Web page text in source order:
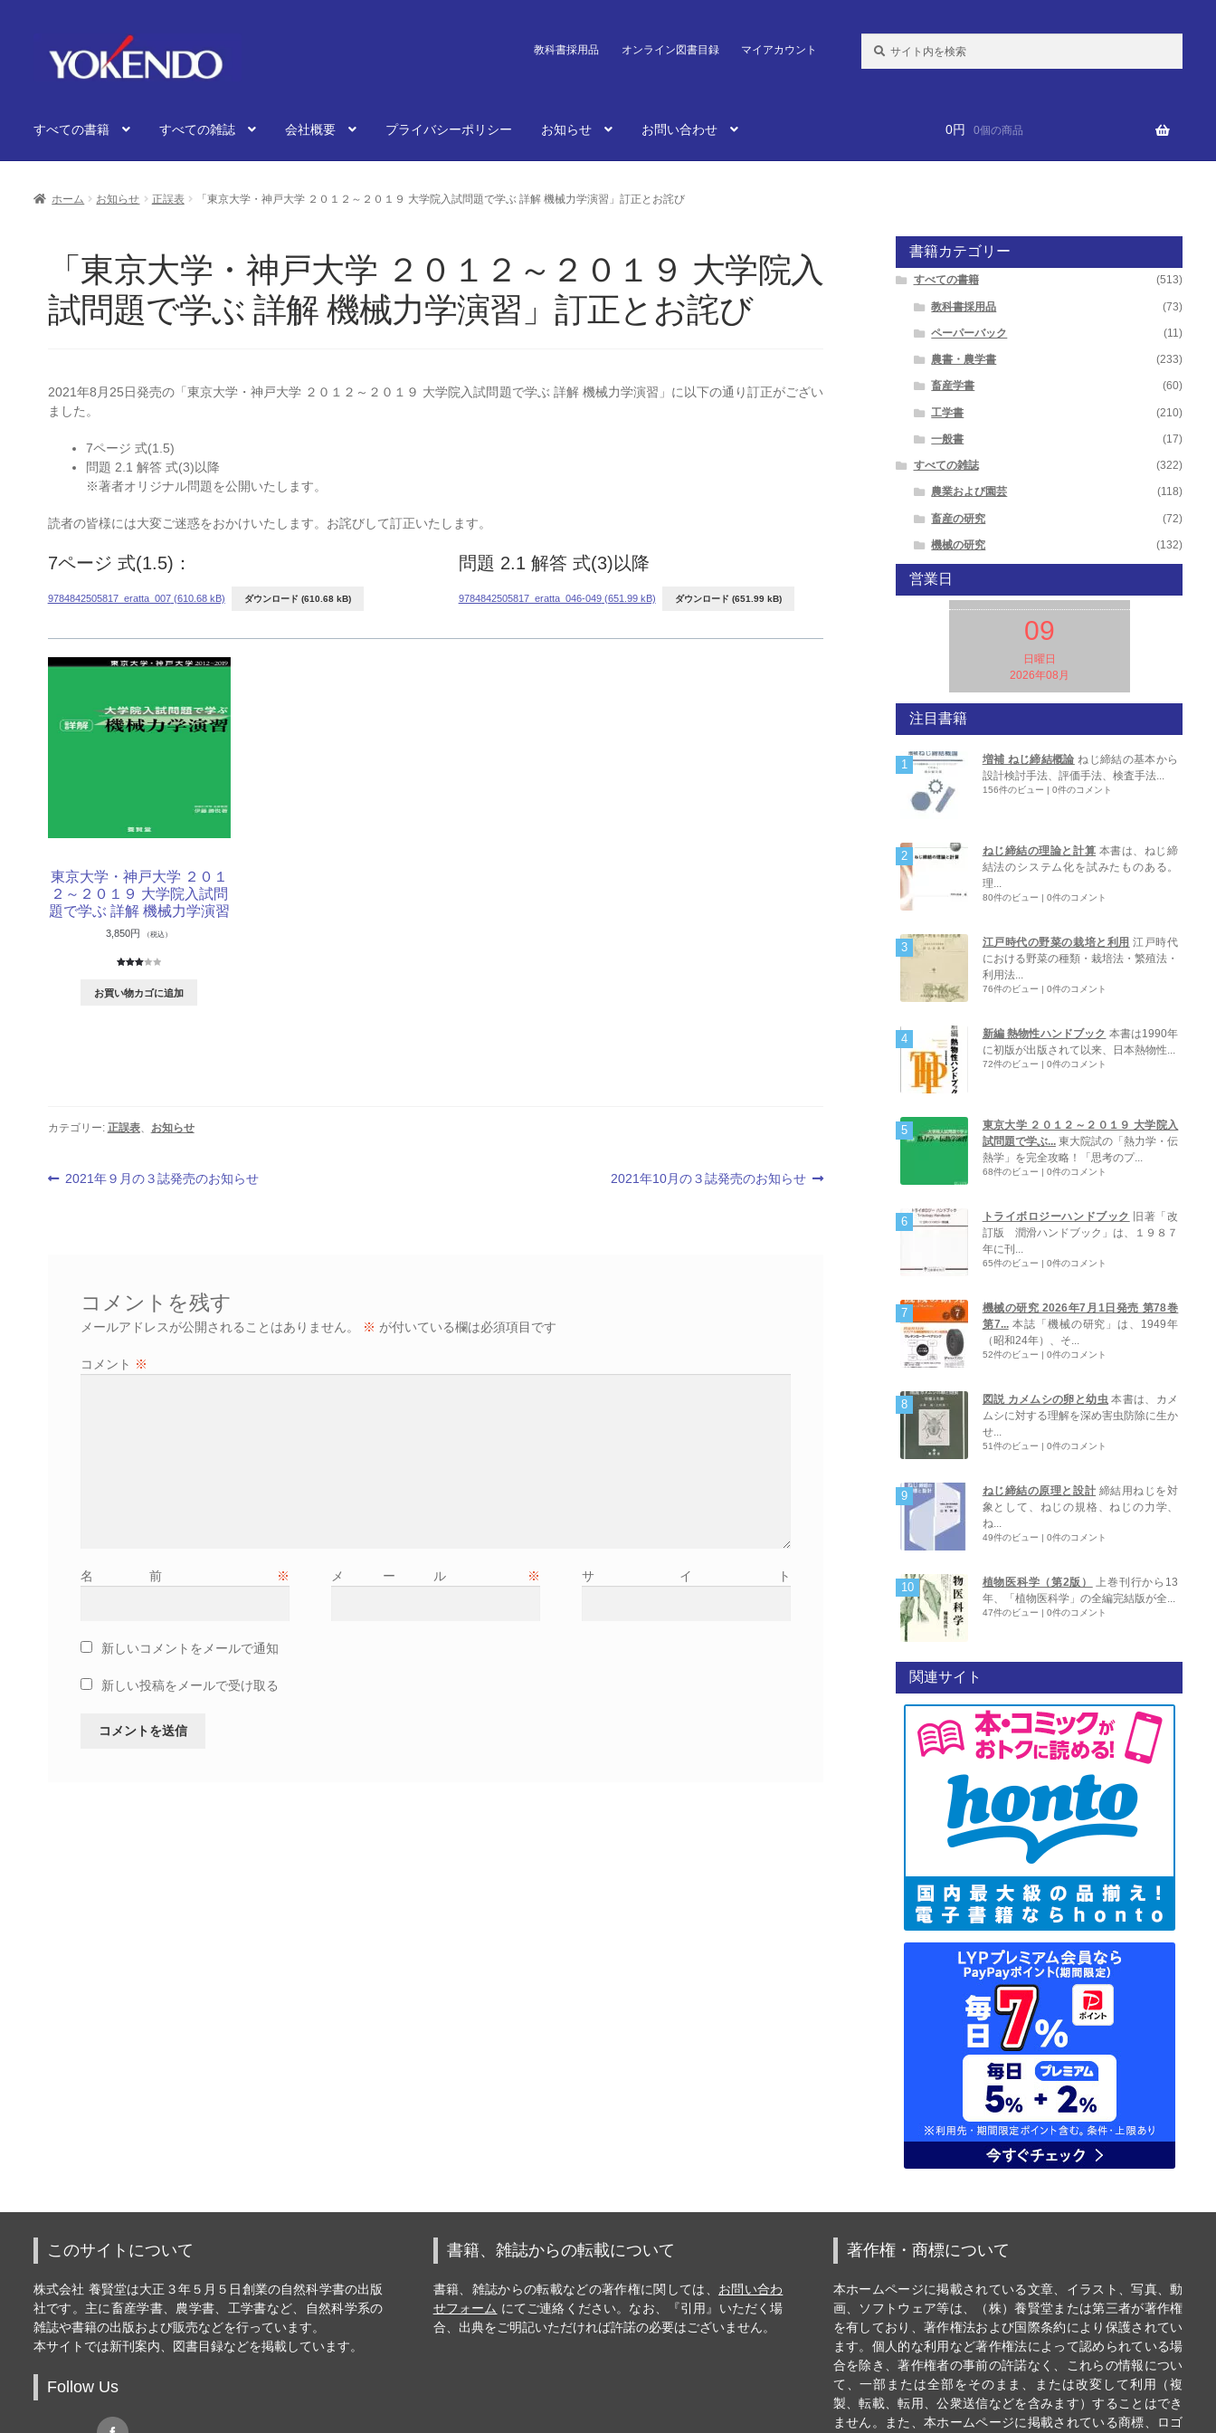
ョ
ス
へ
ッ
教科書採用品 オンライン図書目録 マイアカウント
すべての書籍 すべての雑誌 会社概要 プライバシーポリシー お知らせ お問い合わせ 0円 0個の商品
ホーム お知らせ 正誤表 「東京大学・神戸大学 ２０１２～２０１９ 大学院入試問題で学ぶ 詳解 機械力学演習」訂正とお詫び
「東京大学・神戸大学 ２０１２～２０１９ 大学院入
試問題で学ぶ 詳解 機械力学演習」訂正とお詫び
2021年8月25日発売の「東京大学・神戸大学 ２０１２～２０１９ 大学院入試問題で学ぶ 詳解 機械力学演習」に以下の通り訂正がござい
ました。
7ページ 式(1.5)
問題 2.1 解答 式(3)以降
※著者オリジナル問題を公開いたします。
読者の皆様には大変ご迷惑をおかけいたします。お詫びして訂正いたします。
7ページ 式(1.5)：
9784842505817_eratta_007 ダウンロード
問題 2.1 解答 式(3)以降
9784842505817_eratta_046-049 ダウンロード
東京大学・神戸大学 ２０１
２～２０１９ 大学院入試問
題で学ぶ 詳解 機械力学演習
3,850円 （税込）
用者評
価に基
お買い物カゴに追加
カテゴリー: 正誤表、 お知らせ
投前
2021年９月の３誌発売のお知らせ
次
2021年10月の３誌発売のお知らせ
コメントを残す
メールアドレスが公開されることはありません。 ※ が付いている欄は必須項目です
コメント ※
名前 ※ メール ※ サイト
新しいコメントをメールで通知
新しい投稿をメールで受け取る
書籍カテゴリー
すべての書籍 (513)
教科書採用品 (73)
ペーパーバック (11)
農書・農学書 (233)
畜産学書 (60)
工学書 (210)
一般書 (17)
すべての雑誌 (322)
農業および園芸 (118)
畜産の研究 (72)
機械の研究 (132)
営業日
09
日曜日
2026年08月
注目書籍
増補 ねじ締結概論 ねじ締結の基本から
設計検討手法、評価手法、検査手法...
156件のビュー | 0件のコメント
ねじ締結の理論と計算 本書は、ねじ締
結法のシステム化を試みたものある。
理...
80件のビュー | 0件のコメント
江戸時代の野菜の栽培と利用 江戸時代
における野菜の種類・栽培法・繁殖法・
利用法...
76件のビュー | 0件のコメント
新編 熱物性ハンドブック 本書は1990年
に初版が出版されて以来、日本熱物性...
72件のビュー | 0件のコメント
東京大学 ２０１２～２０１９ 大学院入
試問題で学ぶ... 東大院試の「熱力学・伝
熱学」を完全攻略！「思考のプ...
68件のビュー | 0件のコメント
トライボロジーハンドブック
旧著「改
訂版 潤滑ハンドブック」は、１９８７
年に刊...
65件のビュー | 0件のコメント
機械の研究 2026年7月1日発売 第78巻
第7... 本誌「機械の研究」は、1949年
（昭和24年）、そ...
52件のビュー | 0件のコメント
図説 カメムシの卵と幼虫 本書は、カメ
ムシに対する理解を深め害虫防除に生か
せ...
51件のビュー | 0件のコメント
ねじ締結の原理と設計 締結用ねじを対
象として、ねじの規格、ねじの力学、
ね...
49件のビュー | 0件のコメント
植物医科学（第2版）
上巻刊行から13
年、「植物医科学」の全編完結版が全...
47件のビュー | 0件のコメント
関連サイト
このサイトについて
株式会社 養賢堂は大正３年５月５日創業の自然科学書の出版
社です。主に畜産学書、農学書、工学書など、自然科学系の
雑誌や書籍の出版および販売などを行っています。
本サイトでは新刊案内、図書目録などを掲載しています。
Follow Us
書籍、雑誌からの転載について
書籍、雑誌からの転載などの著作権に関しては、 お問い合わ
せフォーム にてご連絡ください。なお、『引用』いただく場
合、出典をご明記いただければ許諾の必要はございません。
著作権・商標について
本ホームページに掲載されている文章、イラスト、写真、動
画、ソフトウェア等は、（株）養賢堂または第三者が著作権
を有しており、著作権法および国際条約により保護されてい
ます。個人的な利用など著作権法によって認められている場
合を除き、著作権者の事前の許諾なく、これらの情報につい
て、一部または全部をそのまま、または改変して利用（複
製、転載、転用、公衆送信などを含みます）することはでき
ません。また、本ホームページに掲載されている商標、ロゴ